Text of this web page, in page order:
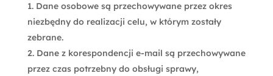
Dane osobowe są przechowywane przez okres
niezbędny do realizacji celu, w którym zostały
zebrane.
Dane z korespondencji e-mail są przechowywane
przez czas potrzebny do obsługi sprawy,